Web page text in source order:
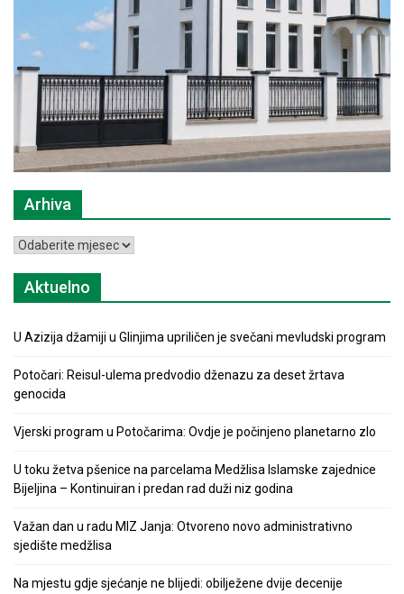
Arhiva
Arhiva
Aktuelno
U Azizija džamiji u Glinjima upriličen je svečani mevludski program
Potočari: Reisul-ulema predvodio dženazu za deset žrtava
genocida
Vjerski program u Potočarima: Ovdje je počinjeno planetarno zlo
U toku žetva pšenice na parcelama Medžlisa Islamske zajednice
Bijeljina – Kontinuiran i predan rad duži niz godina
Važan dan u radu MIZ Janja: Otvoreno novo administrativno
sjedište medžlisa
Na mjestu gdje sjećanje ne blijedi: obilježene dvije decenije